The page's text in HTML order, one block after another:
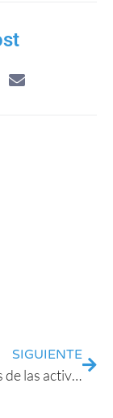
SIGUIENTE
Guía: Guías de las actividades diarias